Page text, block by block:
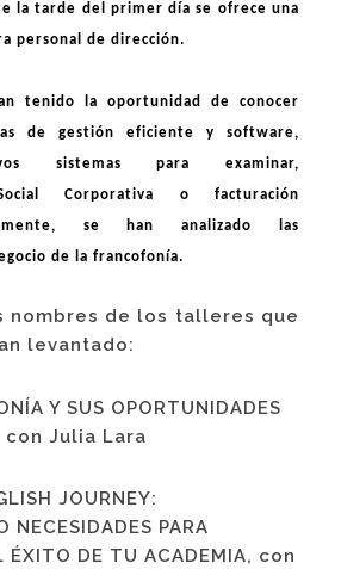
la tarde del primer día se ofrece una
personal de dirección.
tenido la oportunidad de conocer
de gestión eficiente y software,
sistemas para examinar,
Social Corporativa o facturación
se han analizado las
de la francofonía.
nombres de los talleres que
levantado:
Y SUS OPORTUNIDADES
con Julia Lara
JOURNEY:
NECESIDADES PARA
ÉXITO DE TU ACADEMIA, con